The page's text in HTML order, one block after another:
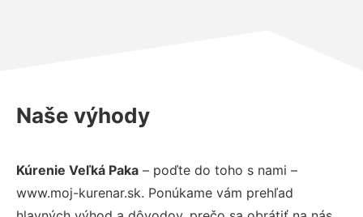
Naše výhody
Kúrenie Veľká Paka – poďte do toho s nami –
www.moj-kurenar.sk. Ponúkame vám prehľad